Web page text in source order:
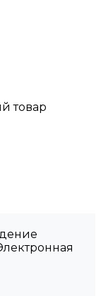
товар